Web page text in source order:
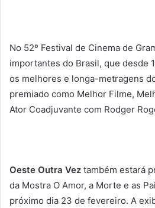
No 52º Festival de Cinema de
importantes do Brasil, que desde
os melhores e longa-metragens
premiado como Melhor Filme,
Ator Coadjuvante com Rodger
Oeste Outra Vez também estará
da Mostra O Amor, a Morte e as
próximo dia 23 de fevereiro. A